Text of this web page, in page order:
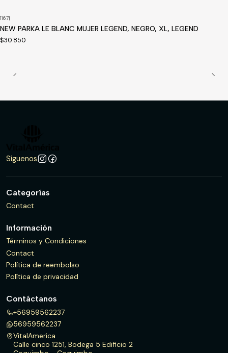
1167|
NEW PARKA LE BLANC MUJER LEGEND, NEGRO, XL, LEGEND
$30.850
Síguenos
Categorías
Contact
Información
Términos y Condiciones
Contact
Política de reembolso
Política de privacidad
Contáctanos
+56959562237
56959562237
VitalAmerica
Calle cinco 1251, Bodega 5 Edificio 2